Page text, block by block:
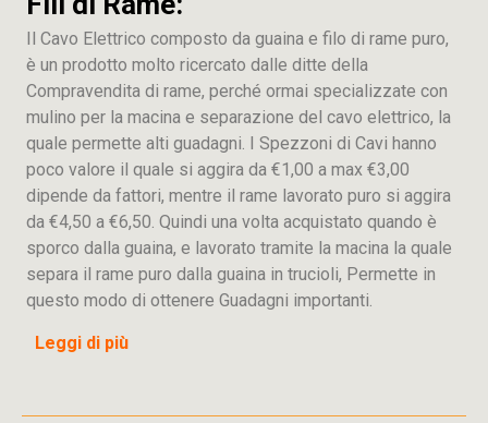
Il Cavo Elettrico composto da guaina e filo di rame puro,
è un prodotto molto ricercato dalle ditte della
Compravendita di rame, perché ormai specializzate con
mulino per la macina e separazione del cavo elettrico, la
quale permette alti guadagni. I Spezzoni di Cavi hanno
poco valore il quale si aggira da €1,00 a max €3,00
dipende da fattori, mentre il rame lavorato puro si aggira
da €4,50 a €6,50. Quindi una volta acquistato quando è
sporco dalla guaina, e lavorato tramite la macina la quale
separa il rame puro dalla guaina in trucioli, Permette in
questo modo di ottenere Guadagni importanti.
Leggi di più